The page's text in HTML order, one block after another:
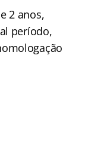
2 anos,
período,